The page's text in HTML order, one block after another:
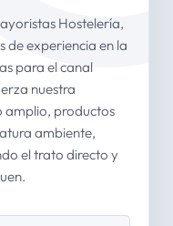
Hostelería,
de experiencia en la
para el canal
nuestra
amplio, productos
ambiente,
el trato directo y